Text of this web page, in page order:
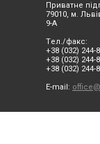
Приватне
79010, м.
9-А
Tел./факс:
+38 (032) 244-
+38 (032) 244-
+38 (032) 244-
E-mail: